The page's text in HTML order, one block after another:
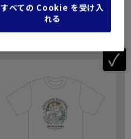
すべての Cookie を受け入
れる